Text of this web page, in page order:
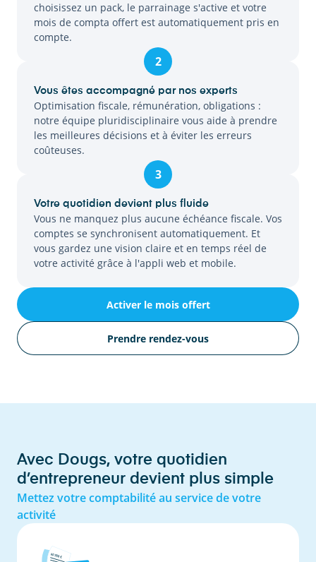
choisissez un pack, le parrainage s'active et votre
mois de compta offert est automatiquement pris en
compte.
2
Vous êtes accompagné par nos experts
Optimisation fiscale, rémunération, obligations :
notre équipe pluridisciplinaire vous aide à prendre
les meilleures décisions et à éviter les erreurs
coûteuses.
3
Votre quotidien devient plus fluide
Vous ne manquez plus aucune échéance fiscale. Vos
comptes se synchronisent automatiquement. Et
vous gardez une vision claire et en temps réel de
votre activité grâce à l'appli web et mobile.
Activer le mois offert
Prendre rendez-vous
Avec Dougs, votre quotidien
d’entrepreneur devient plus simple
Mettez votre comptabilité au service de votre
activité